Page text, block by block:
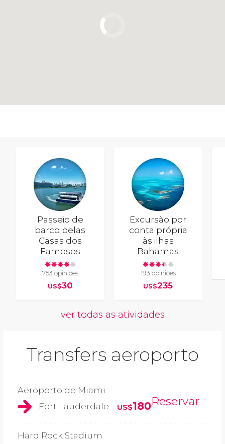
Passeio de
barco pelas
Casas dos
Famosos
753 opiniões
US$30
Excursão por
conta própria
às ilhas
Bahamas
193 opiniões
US$235
ver todas as atividades
Transfers aeroporto
Aeroporto de Miami
Fort Lauderdale
US$180Reservar
Hard Rock Stadium